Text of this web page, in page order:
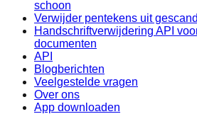
schoon
Verwijder pentekens uit
Handschriftverwijdering API
documenten
API
Blogberichten
Veelgestelde vragen
Over ons
App downloaden